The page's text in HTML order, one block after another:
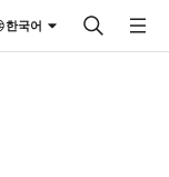
한국어